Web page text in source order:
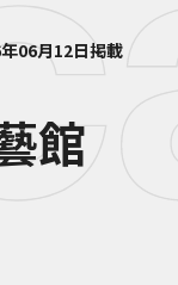
06月12日掲載
館